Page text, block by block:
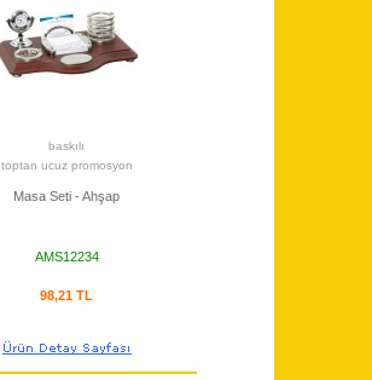
baskılı
toptan ucuz promosyon
Masa Seti - Ahşap
AMS12234
98,21 TL